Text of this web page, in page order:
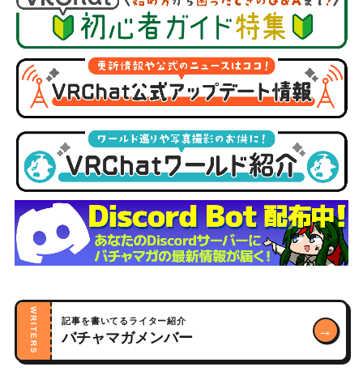
WRITERS 記事を書いてるライター紹介
バチャマガメンバー →